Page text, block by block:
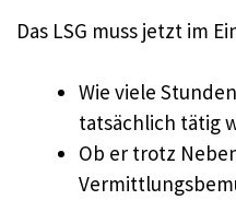
Das LSG muss jetzt im
Wie viele
tatsächlich tätig
Ob er trotz